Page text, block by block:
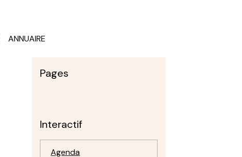
ANNUAIRE
Pages
Interactif
Agenda